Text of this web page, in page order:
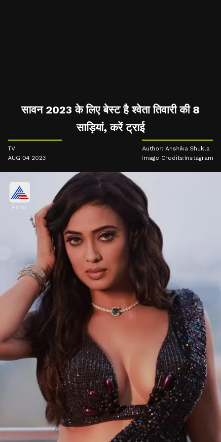
सावन 2023 के लिए बेस्ट है श्वेता तिवारी की 8
साड़ियां, करें ट्राई
TV
AUG 04 2023
Author: Anshika Shukla
Image Credits:Instagram
Hindi